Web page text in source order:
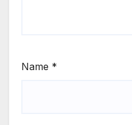
Name *